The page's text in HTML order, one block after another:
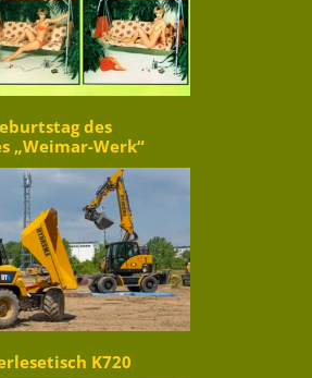
des
„Weimar-Werk“
K720